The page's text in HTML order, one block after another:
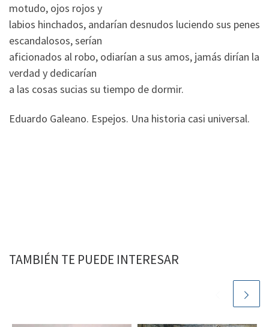
motudo, ojos rojos y
labios hinchados, andarían desnudos luciendo sus penes
escandalosos, serían
aficionados al robo, odiarían a sus amos, jamás dirían la
verdad y dedicarían
a las cosas sucias su tiempo de dormir.
Eduardo Galeano. Espejos. Una historia casi universal.
TAMBIÉN TE PUEDE INTERESAR